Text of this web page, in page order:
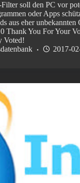
soll den PC vor
oder Apps
aus eher unbekannten
Thank You For Your
Voted!
2017-